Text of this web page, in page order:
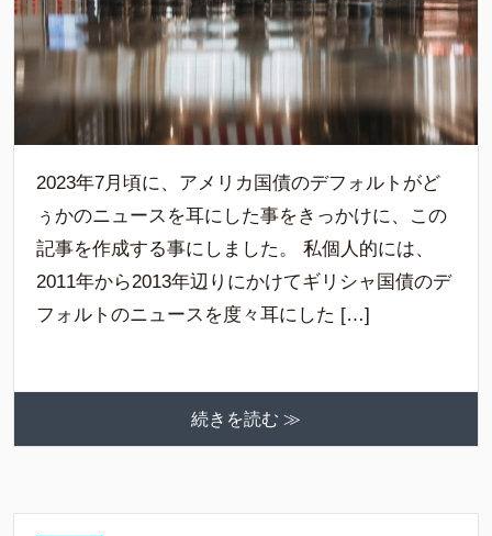
2023年7月頃に、アメリカ国債のデフォルトがど
ぅかのニュースを耳にした事をきっかけに、この
記事を作成する事にしました。 私個人的には、
2011年から2013年辺りにかけてギリシャ国債のデ
フォルトのニュースを度々耳にした […]
続きを読む ≫